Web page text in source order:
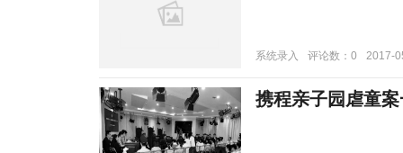
系统录入 评论数：0 2017-
携程亲子园虐童